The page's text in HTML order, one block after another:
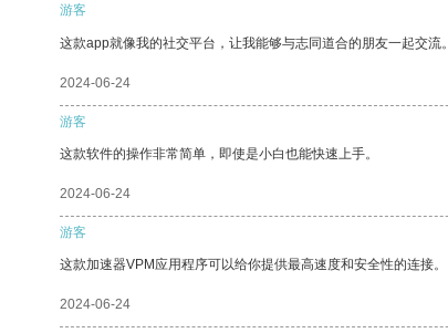
游客
这款app就像我的社交平台，让我能够与志同道合的朋友一起交流。
2024-06-24
游客
这款软件的操作非常简单，即使是小白也能快速上手。
2024-06-24
游客
这款加速器VPM应用程序可以给你提供最高速度和安全性的连接。
2024-06-24